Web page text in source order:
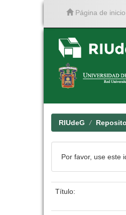
Página de inicio
RIUdeG
Por favor, use este
Título: